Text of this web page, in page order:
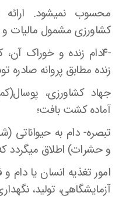
محسوب نمیشود.
کشاورزی مشمول
-۴دام زنده و خوراک
زنده مطابق پروانه صادره
جهاد کشاورزی،
آماده کشت بافت؛
تبصره- دام به حیواناتی
و حشرات) اطلاق میگردد
امور تغذیه انسان یا دام
آزمایشگاهی، تولید،